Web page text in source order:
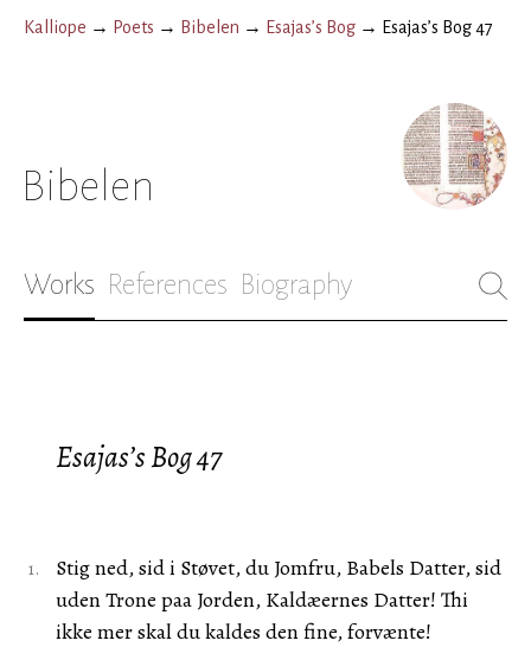
Kalliope → Poets → Bibelen → Esajas’s Bog → Esajas’s Bog 47
Bibelen
Works References Biography
Esajas’s Bog 47
Stig ned, sid i Støvet, du Jomfru, Babels Datter, sid
uden Trone paa Jorden, Kaldæernes Datter! Thi
ikke mer skal du kaldes den fine, forvænte!